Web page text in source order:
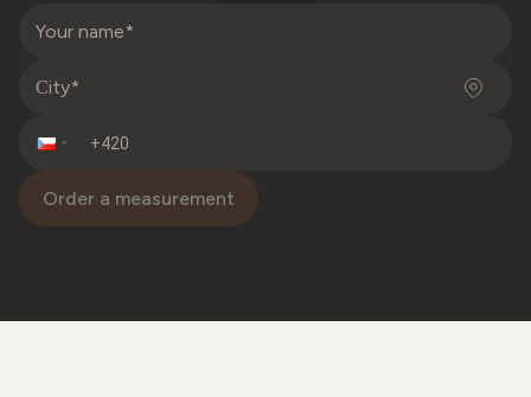
Order a measurement